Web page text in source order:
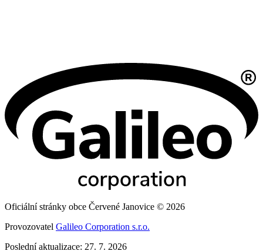
Oficiální stránky obce Červené Janovice © 2026
Provozovatel Galileo Corporation s.r.o.
Poslední aktualizace: 27. 7. 2026